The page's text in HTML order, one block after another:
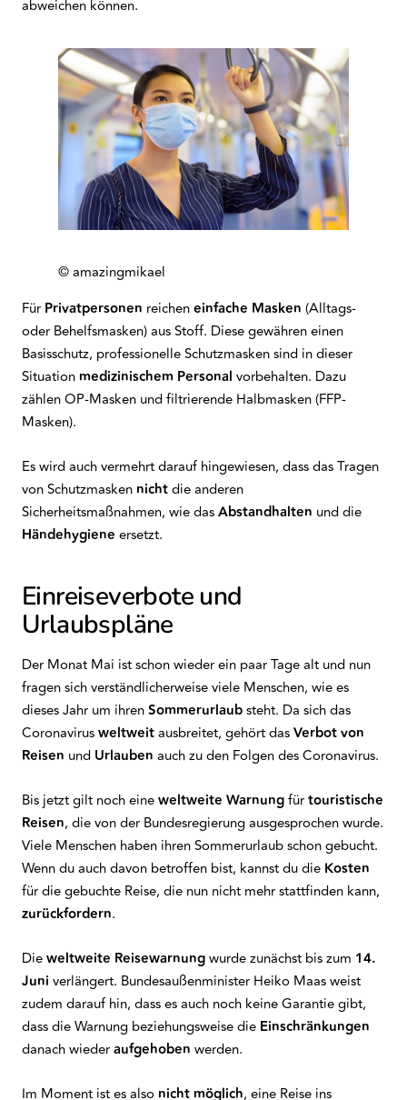
abweichen können.
© amazingmikael
Für Privatpersonen reicheneinfache Masken (Alltags-
oder Behelfsmasken) aus Stoff. Diese gewähren einen
Basisschutz, professionelle Schutzmasken sind in dieser
Situation medizinischem Personal vorbehalten. Dazu
zählen OP-Masken und filtrierende Halbmasken (FFP-
Masken).
Es wird auch vermehrt darauf hingewiesen, dass das Tragen
von Schutzmasken nichtdie anderen
Sicherheitsmaßnahmen, wie dasAbstandhalten und die
Händehygiene ersetzt.
Einreiseverbote und
Urlaubspläne
Der Monat Mai ist schon wieder ein paar Tage alt und nun
fragen sich verständlicherweise viele Menschen, wie es
dieses Jahr um ihrenSommerurlaubsteht. Da sich das
Coronavirusweltweitausbreitet, gehört dasVerbot von
Reisen und Urlauben auch zu den Folgen des Coronavirus.
Bis jetzt gilt noch eineweltweite Warnungfürtouristische
Reisen, die von der Bundesregierung ausgesprochen wurde.
Viele Menschen haben ihren Sommerurlaub schon gebucht.
Wenn du auch davon betroffen bist, kannst du die Kosten
für die gebuchte Reise, die nun nicht mehr stattfinden kann,
zurückfordern.
Dieweltweite Reisewarnungwurde zunächst bis zum 14.
Juni verlängert. Bundesaußenminister Heiko Maas weist
zudem darauf hin, dass es auch noch keine Garantie gibt,
dass die Warnung beziehungsweise die Einschränkungen
danach wiederaufgehoben werden.
Im Moment ist es also nicht möglich, eine Reise ins